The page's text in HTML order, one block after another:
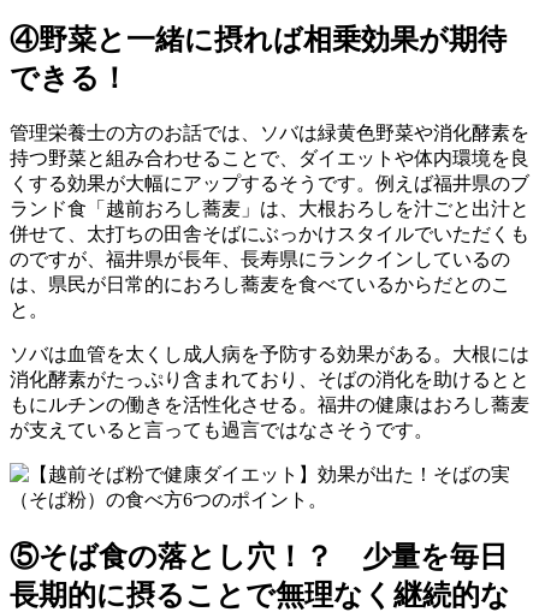
④野菜と一緒に摂れば相乗効果が期待
できる！
管理栄養士の方のお話では、ソバは緑黄色野菜や消化酵素を
持つ野菜と組み合わせることで、ダイエットや体内環境を良
くする効果が大幅にアップするそうです。例えば福井県のブ
ランド食「越前おろし蕎麦」は、大根おろしを汁ごと出汁と
併せて、太打ちの田舎そばにぶっかけスタイルでいただくも
のですが、福井県が長年、長寿県にランクインしているの
は、県民が日常的におろし蕎麦を食べているからだとのこ
と。
ソバは血管を太くし成人病を予防する効果がある。大根には
消化酵素がたっぷり含まれており、そばの消化を助けるとと
もにルチンの働きを活性化させる。福井の健康はおろし蕎麦
が支えていると言っても過言ではなさそうです。
⑤そば食の落とし穴！？ 少量を毎日
長期的に摂ることで無理なく継続的な